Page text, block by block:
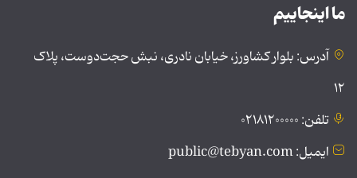
ما اینجاییم
آدرس: بلوار کشاورز، خیابان نادری، نبش حجت‌دوست، پلاک
۱۲
تلفن: ۰۲۱۸۱۲۰۰۰۰۰
ایمیل: public@tebyan.com